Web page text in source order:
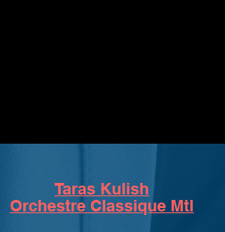
Taras Kulish
Orchestre Classique Mtl